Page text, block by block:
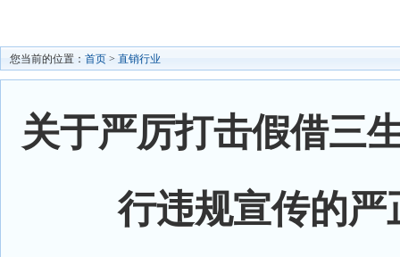
您当前的位置： 首页 > 直销行业
关于严厉打击假借三
行违规宣传的严